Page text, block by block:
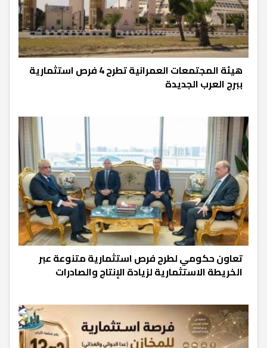
هيئة المجتمعات العمرانية تطرح 4 فرص استثمارية
ببرج العرب الجديدة
تعاون حكومي لطرح فرص استثمارية متنوعة عبر
الخريطة الاستثمارية لزيادة الإنتاج والصادرات